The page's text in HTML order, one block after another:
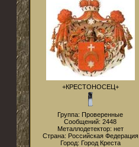
+КРЕСТОНОСЕЦ+
Группа: Проверенные
Сообщений: 2448
Металлодетектор: нет
Страна: Российская Федерация
Город: Город Креста